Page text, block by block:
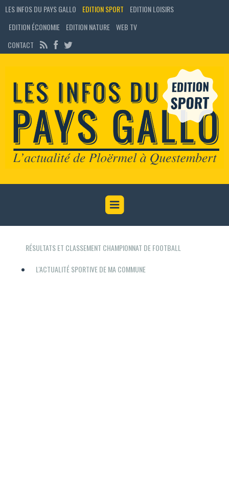
LES INFOS DU PAYS GALLO EDITION SPORT
EDITION LOISIRS
EDITION ÉCONOMIE
EDITION NATURE WEB TV
CONTACT
RÉSULTATS ET CLASSEMENT CHAMPIONNAT DE FOOTBALL
L'ACTUALITÉ SPORTIVE DE MA COMMUNE